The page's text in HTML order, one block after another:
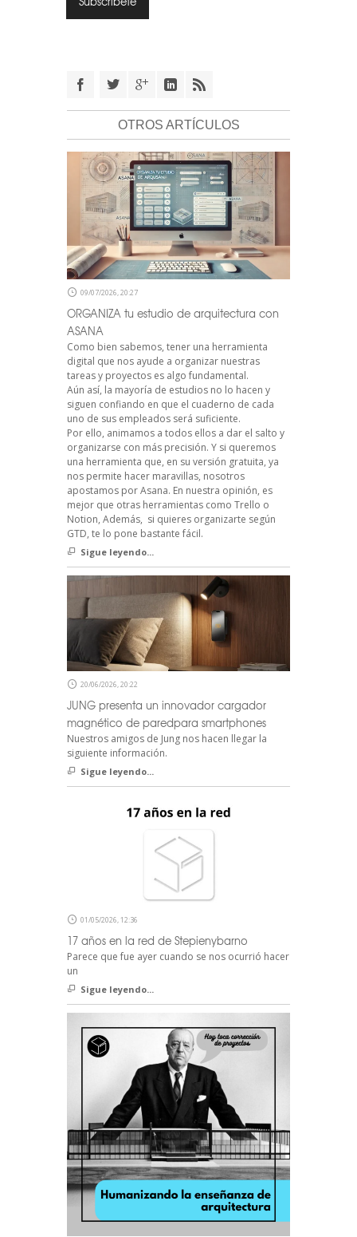
OTROS ARTÍCULOS
09/07/2026, 20:27
ORGANIZA tu estudio de arquitectura con
ASANA
Como bien sabemos, tener una herramienta
digital que nos ayude a organizar nuestras
tareas y proyectos es algo fundamental.
Aún así, la mayoría de estudios no lo hacen y
siguen confiando en que el cuaderno de cada
uno de sus empleados será suficiente.
Por ello, animamos a todos ellos a dar el salto y
organizarse con más precisión. Y si queremos
una herramienta que, en su versión gratuita, ya
nos permite hacer maravillas, nosotros
apostamos por Asana. En nuestra opinión, es
mejor que otras herramientas como Trello o
Notion, Además, si quieres organizarte según
GTD, te lo pone bastante fácil.
Sigue leyendo...
20/06/2026, 20:22
JUNG presenta un innovador cargador
magnético de paredpara smartphones
Nuestros amigos de Jung nos hacen llegar la
siguiente información.
Sigue leyendo...
01/05/2026, 12:36
17 años en la red de Stepienybarno
Parece que fue ayer cuando se nos ocurrió hacer
un
Sigue leyendo...